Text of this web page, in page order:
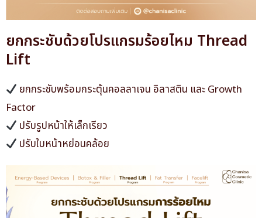
ยกกระชับด้วยโปรแกรมร้อยไหม Thread
Lift
ยกกระชับพร้อมกระตุ้นคอลลาเจน อิลาสติน และ Growth
Factor
ปรับรูปหน้าให้เล็กเรียว
ปรับใบหน้าหย่อนคล้อย